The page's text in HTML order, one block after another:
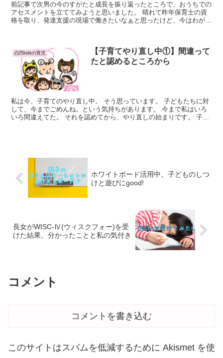
前記事で次男の今のすがたと成長を振り返ったところで、おうちでの
アセスメントを立ててみようと思いました。 晴れて昨年保育士の資
格を取り、発達支援の現場で働きたいなぁと思ったけど、今はわが子
凸凹kidsの育児
【子育てやり直し中①】間違って
たと認めるところから
私は今、子育てのやり直し中。 そう思っています。 子どもたちに対
して、今までごめんね。という気持ちがあります。 今まで私はいろ
いろ間違えてた。 それを認めてから、やり直しの始まりです。 子育
ホワイトボード活用中。子どものしつ
けと遊びにgood!
長女がWISC-Ⅳ(ウィスクフォー)を受
けた結果、分かったことと私の気付き
コメント
コメントを書き込む
このサイトはスパムを低減するために Akismet を使